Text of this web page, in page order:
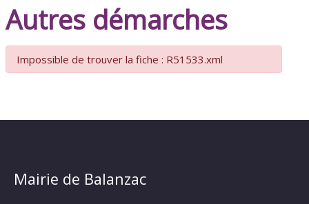
Autres démarches
Impossible de trouver la fiche : R51533.xml
Mairie de Balanzac